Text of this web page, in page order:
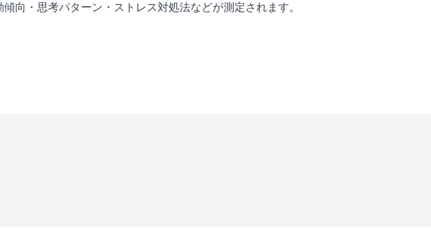
向・思考パターン・ストレス対処法などが測定されます。